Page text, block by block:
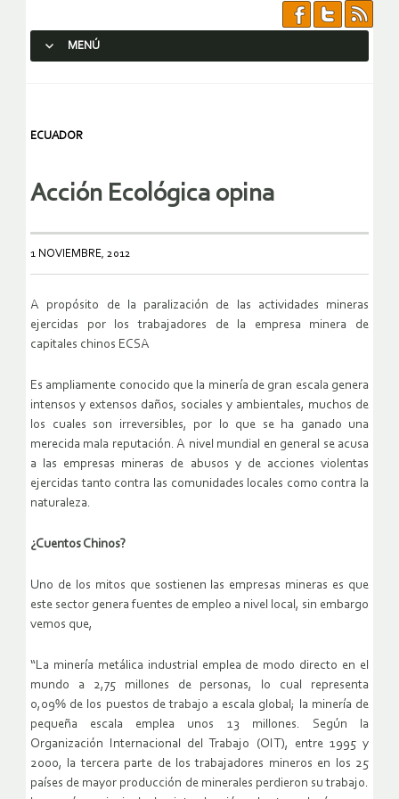
MENÚ
ECUADOR
Acción Ecológica opina
1 NOVIEMBRE, 2012
A propósito de la paralización de las actividades mineras
ejercidas por los trabajadores de la empresa minera de
capitales chinos ECSA
Es ampliamente conocido que la minería de gran escala genera
intensos y extensos daños, sociales y ambientales, muchos de
los cuales son irreversibles, por lo que se ha ganado una
merecida mala reputación. A nivel mundial en general se acusa
a las empresas mineras de abusos y de acciones violentas
ejercidas tanto contra las comunidades locales como contra la
naturaleza.
¿Cuentos Chinos?
Uno de los mitos que sostienen las empresas mineras es que
este sector genera fuentes de empleo a nivel local, sin embargo
vemos que,
“La minería metálica industrial emplea de modo directo en el
mundo a 2,75 millones de personas, lo cual representa
0,09% de los puestos de trabajo a escala global; la minería de
pequeña escala emplea unos 13 millones. Según la
Organización Internacional del Trabajo (OIT), entre 1995 y
2000, la tercera parte de los trabajadores mineros en los 25
países de mayor producción de minerales perdieron su trabajo.